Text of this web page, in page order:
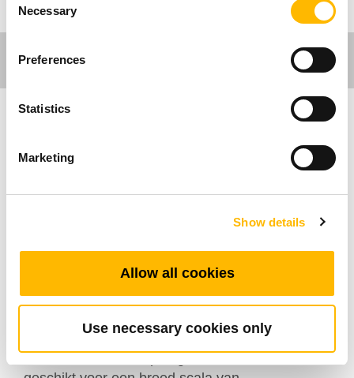
Selection
Necessary
Preferences
Statistics
Marketing
Show details
Allow all cookies
Use necessary cookies only
hij reageert op stemcommando's wat
apparatuur heeft hij ook een afneembaar
aansluitsnoer.
De TMH11 was oorspronkelijk bedoeld voor
medische apparatuur in de thuiszorg,